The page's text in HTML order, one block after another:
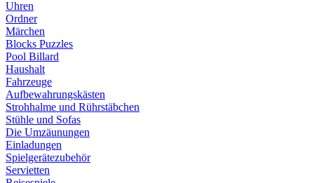
Uhren
Ordner
Märchen
Blocks Puzzles
Pool Billard
Haushalt
Fahrzeuge
Aufbewahrungskästen
Strohhalme und Rührstäbchen
Stühle und Sofas
Die Umzäunungen
Einladungen
Spielgerätezubehör
Servietten